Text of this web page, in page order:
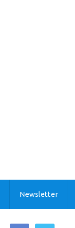
Newsletter